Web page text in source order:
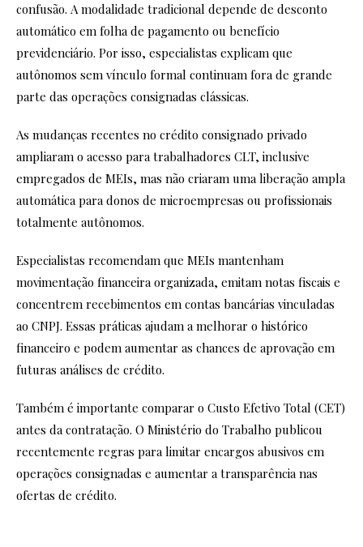
confusão. A modalidade tradicional depende de desconto
automático em folha de pagamento ou benefício
previdenciário. Por isso, especialistas explicam que
autônomos sem vínculo formal continuam fora de grande
parte das operações consignadas clássicas.
As mudanças recentes no crédito consignado privado
ampliaram o acesso para trabalhadores CLT, inclusive
empregados de MEIs, mas não criaram uma liberação ampla
automática para donos de microempresas ou profissionais
totalmente autônomos.
Especialistas recomendam que MEIs mantenham
movimentação financeira organizada, emitam notas fiscais e
concentrem recebimentos em contas bancárias vinculadas
ao CNPJ. Essas práticas ajudam a melhorar o histórico
financeiro e podem aumentar as chances de aprovação em
futuras análises de crédito.
Também é importante comparar o Custo Efetivo Total (CET)
antes da contratação. O Ministério do Trabalho publicou
recentemente regras para limitar encargos abusivos em
operações consignadas e aumentar a transparência nas
ofertas de crédito.